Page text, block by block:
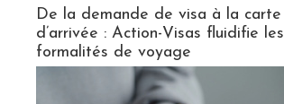
De la demande de visa à la carte
d’arrivée : Action-Visas fluidifie les
formalités de voyage